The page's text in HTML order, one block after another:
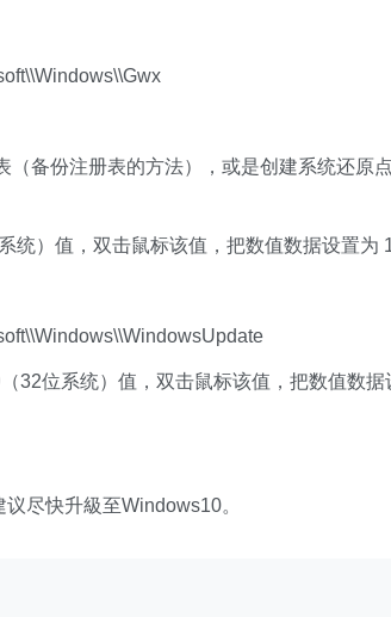
备份注册表的方法），或是创建系统还原
）值，双击鼠标该值，把数值数据设置为 1
位系统）值，双击鼠标该值，把数值数据
尽快升級至Windows10。